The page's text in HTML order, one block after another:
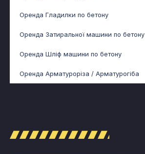
Оренда Гладилки по бетону
Оренда Затиральної машини по бетону
Оренда Шліф машини по бетону
Оренда Арматуроріза / Арматурогіба